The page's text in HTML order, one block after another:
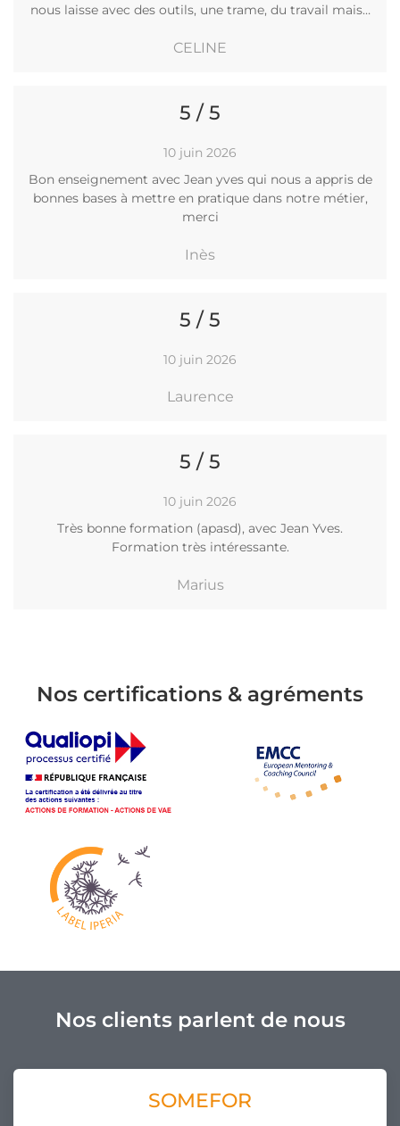
nous laisse avec des outils, une trame, du travail mais…
CELINE
5 / 5
10 juin 2026
Bon enseignement avec Jean yves qui nous a appris de
bonnes bases à mettre en pratique dans notre métier,
merci
Inès
5 / 5
10 juin 2026
Laurence
5 / 5
10 juin 2026
Très bonne formation (apasd), avec Jean Yves.
Formation très intéressante.
Marius
Nos certifications & agréments
Nos clients parlent de nous
SOMEFOR